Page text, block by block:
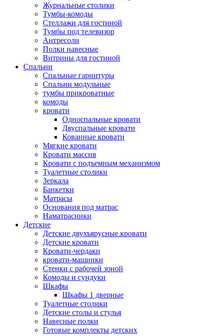
Журнальные столики
Тумбы-комоды
Стеллажи для гостиной
Тумбы под телевизор
Антресоли
Полки навесные
Витрины для гостиной
Спальни
Спальные гарнитуры
Спальни модульные
тумбы прикроватные
комоды
кровати
Односпальные кровати
Двуспальные кровати
Кованные кровати
Мягкие кровати
Кровати массив
Кровати с подъемным механизмом
Туалетные столики
Зеркала
Банкетки
Матрасы
Основания под матрас
Наматрасники
Детские
Детские двухъярусные кровати
Детские кровати
Кровати-чердаки
кровати-машинки
Стенки с рабочей зоной
Комоды и сундуки
Шкафы
Шкафы 1 дверные
Туалетные столики
Детские столы и стулья
Навесные полки
Готовые комплекты детских